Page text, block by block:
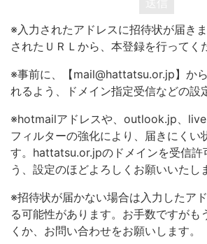
※入力されたアドレスに招待状が届き
されたＵＲＬから、本登録を行ってく
※事前に、【mail@hattatsu.or.jp】か
れるよう、ドメイン指定受信などの設
※hotmailアドレスや、outlook.jp、
フィルターの強化により、届きにくい
す。hattatsu.or.jpのドメインを受信許
う、設定のほどよろしくお願いいたし
※招待状が届かない場合は入力したア
る可能性があります。お手数ですがも
くか、お問い合わせをお願いします。